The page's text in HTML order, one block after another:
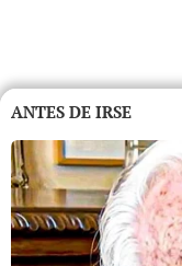
ANTES DE IRSE